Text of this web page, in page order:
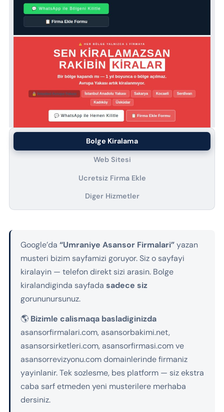
Bolge Kiralama
Web Sitesi
Ucretsiz Firma Ekle
Diger Hizmetler
Google’da “Umraniye Asansor Firmalari”yazan
musteri bizim sayfamizi goruyor. Siz o sayfayi
kiralayin — telefon direkt sizi arasin. Bolge
kiralandiginda sayfada sadece siz
gorununursunuz.
🌎 Bizimle calismaqa basladiginizda
asansorfirmalari.com, asansorbakimi.net,
asansorsirketleri.com, asansorfirmasi.com ve
asansorrevizyonu.com domainlerinde firmaniz
yayinlanir. Tek sozlesme, bes platform — siz ekstra
caba sarf etmeden yeni musterilere merhaba
dersiniz.